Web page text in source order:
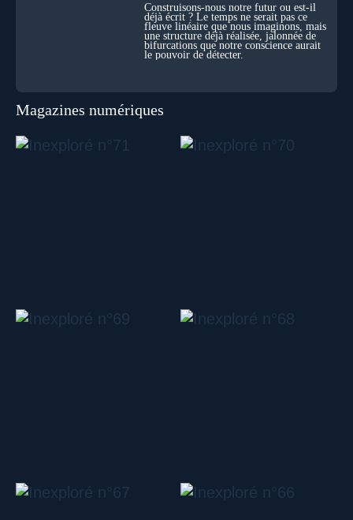
Construisons-nous notre futur ou est-il
déjà écrit ? Le temps ne serait pas ce
fleuve linéaire que nous imaginons, mais
une structure déjà réalisée, jalonnée de
bifurcations que notre conscience aurait
le pouvoir de détecter.
Magazines numériques